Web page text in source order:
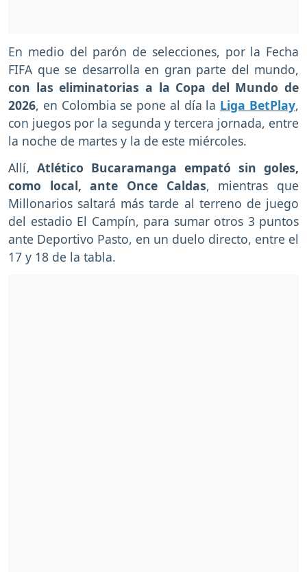
En medio del parón de selecciones, por la Fecha
FIFA que se desarrolla en gran parte del mundo,
con las eliminatorias a la Copa del Mundo de
2026, en Colombia se pone al día la Liga BetPlay,
con juegos por la segunda y tercera jornada, entre
la noche de martes y la de este miércoles.
Allí, Atlético Bucaramanga empató sin goles,
como local, ante Once Caldas, mientras que
Millonarios saltará más tarde al terreno de juego
del estadio El Campín, para sumar otros 3 puntos
ante Deportivo Pasto, en un duelo directo, entre el
17 y 18 de la tabla.